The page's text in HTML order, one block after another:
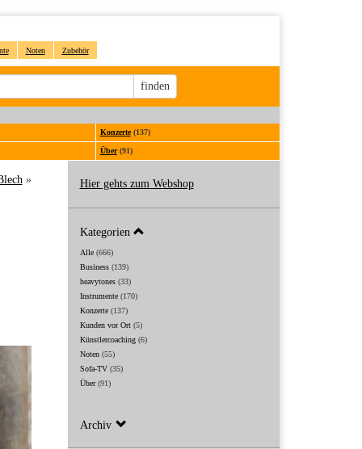
Noten Zubehör
Sucheingabe
finden
Konzerte(137)
Über(91)
» Hier gehts zum Webshop
Kategorien
Alle(666)
Business(139)
heavytones(33)
Instrumente(170)
Konzerte(137)
Kunden vor Ort(5)
Künstlercoaching(6)
Noten(55)
Sofa-TV(35)
Über(91)
Archiv